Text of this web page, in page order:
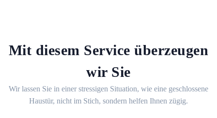
Mit diesem Service überzeugen
wir Sie
Wir lassen Sie in einer stressigen Situation, wie eine geschlossene
Haustür, nicht im Stich, sondern helfen Ihnen zügig.